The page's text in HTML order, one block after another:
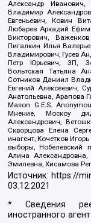
Александр
Владимир
Евгеньевич, Ковин
Любарев Аркадий
Викторович,
Пигалкин Илья
Владимирович, Гусев
Петр Юрьевич, ЗП,
Вольтская Татьяна
Сотников Даниил
Евгений Алексеевич,
Анатольевна, Арапова
Mason G.E.S.
Мнение, Москоу
Александрович,
Скворцова Елена
инагент, Кочетков
выборы, Нобелевский
Алина Александровна,
Эмилевна, Хисамова
Источник: https://
03.12.2021
* Сведения
иностранного